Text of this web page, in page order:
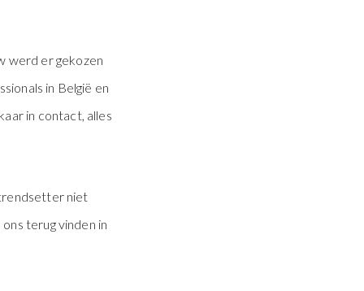
werd er gekozen
in België en
in contact, alles
niet
terug vinden in